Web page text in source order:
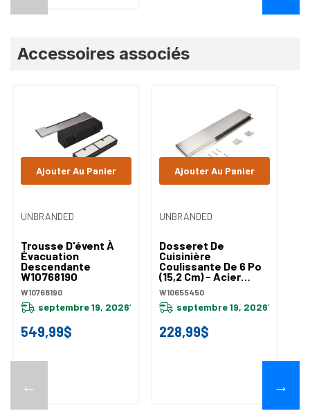
Accessoires associés
←
UNBRANDED
Trousse D'évent À
Évacuation
Descendante
W10768190
W10768190
septembre 19, 2026*
549,99$
Ajouter Au Panier
UNBRANDED
Dosseret De
Cuisinière
Coulissante De 6 Po
(15,2 Cm) - Acier
Inoxydable
W10655450
W10655450
septembre 19, 2026*
228,99$
Ajouter Au Panier
→